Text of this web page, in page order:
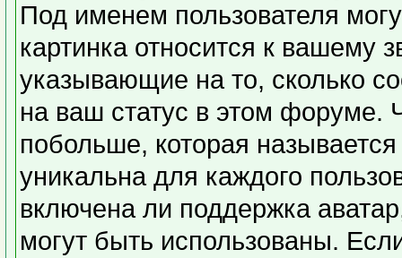
Под именем пользователя
картинка относится к вашему
указывающие на то, сколько
на ваш статус в этом форуме.
побольше, которая
уникальна для каждого
включена ли поддержка
могут быть использованы.